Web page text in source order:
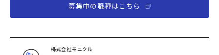
募集中の職種はこちら
株式会社モニクル